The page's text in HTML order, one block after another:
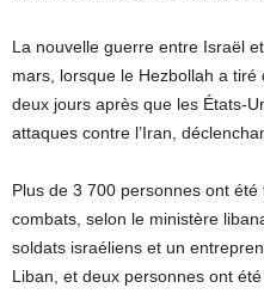
La nouvelle guerre entre Israël
mars, lorsque le Hezbollah a tiré
deux jours après que les États-
attaques contre l’Iran,
Plus de 3 700 personnes ont
combats, selon le ministère
soldats israéliens et un
Liban, et deux personnes ont